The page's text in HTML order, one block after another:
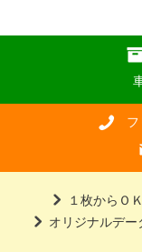
１枚からＯ
オリジナルデ